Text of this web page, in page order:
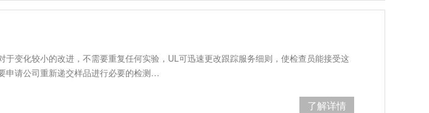
变化较小的改进，不需要重复任何实验，UL可迅速更改跟踪服务细则，使检查员能接受这
申请公司重新递交样品进行必要的检测…
了解详情